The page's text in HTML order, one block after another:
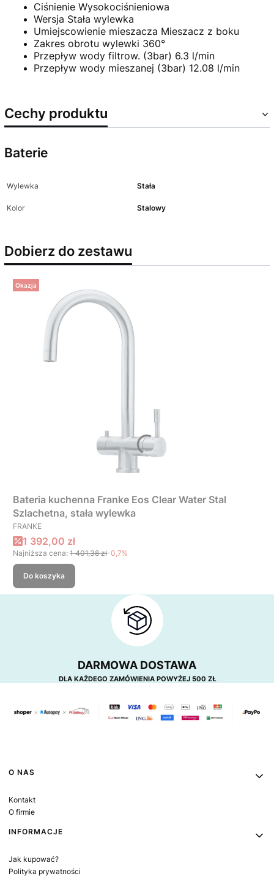
Ciśnienie Wysokociśnieniowa
Wersja Stała wylewka
Umiejscowienie mieszacza Mieszacz z boku
Zakres obrotu wylewki 360°
Przepływ wody filtrow. (3bar) 6.3 l/min
Przepływ wody mieszanej (3bar) 12.08 l/min
Cechy produktu
Baterie
Wylewka Stała
Kolor Stalowy
Dobierz do zestawu
Okazja
Bateria kuchenna Franke Eos Clear Water Stal
Szlachetna, stała wylewka
PRODUCENT
FRANKE
Cena promocyjna
1 392,00 zł
Najniższa cena: 1 401,38 zł-0,7%
Do koszyka
DARMOWA DOSTAWA
DLA KAŻDEGO ZAMÓWIENIA POWYŻEJ 500 ZŁ
Linki w stopce
O NAS
Kontakt
O firmie
INFORMACJE
Jak kupować?
Polityka prywatności